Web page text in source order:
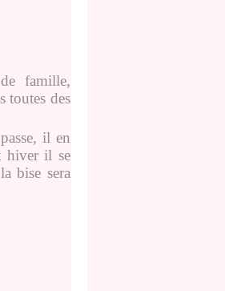
famille,
toutes des
il en
hiver il se
bise sera